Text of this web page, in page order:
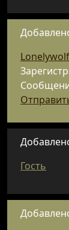
Lonelywolf
Гость